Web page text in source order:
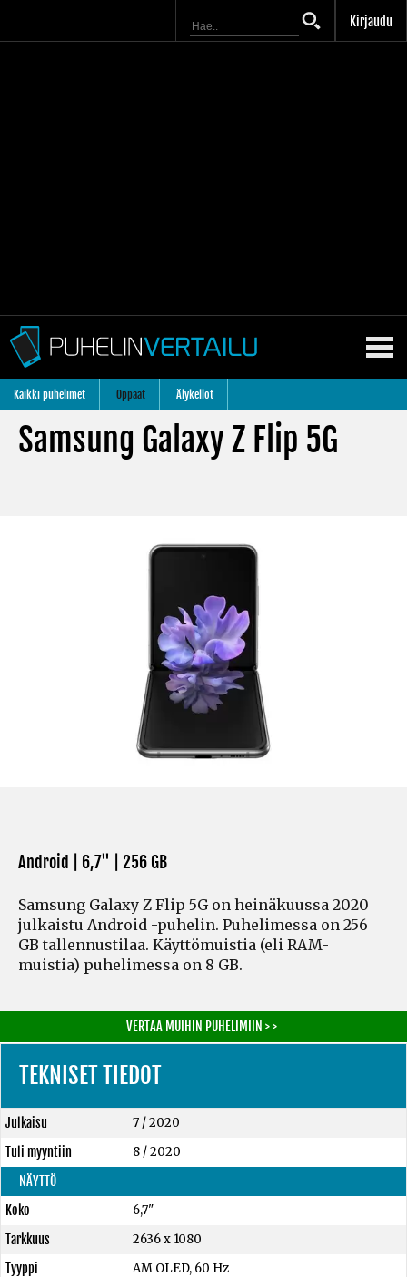
Kirjaudu
Kaikki puhelimet Oppaat Älykellot
Samsung Galaxy Z Flip 5G
Android | 6,7" | 256 GB
Samsung Galaxy Z Flip 5G on heinäkuussa 2020
julkaistu Android -puhelin. Puhelimessa on 256
GB tallennustilaa. Käyttömuistia (eli RAM-
muistia) puhelimessa on 8 GB.
VERTAA MUIHIN PUHELIMIIN > >
TEKNISET TIEDOT
Julkaisu
7 / 2020
Tuli myyntiin
8 / 2020
NÄYTTÖ
Koko
6,7"
Tarkkuus
2636 x 1080
Tyyppi
AM OLED, 60 Hz